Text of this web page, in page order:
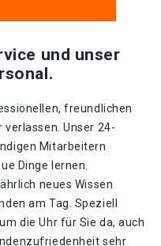
und unser
freundlichen
Unser 24-
Mitarbeitern
Dinge lernen.
neues Wissen
am Tag. Speziell
die Uhr für Sie da, auch
sehr